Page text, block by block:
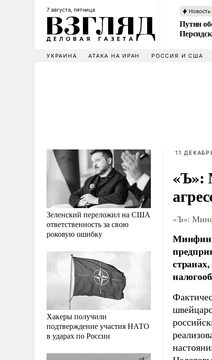
7 августа, пятница Новость
Путин
УКРАИНА АТАКА НА ИРАН РОССИЯ И США
Зеленский переложил на США
ответственность за свою
роковую ошибку
Хакеры получили
подтверждение участия НАТО
в ударах по России
11
«Ъ»:
«Ъ»:
Минфин